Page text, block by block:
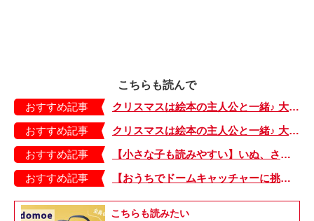
こちらも読んで
おすすめ記事
クリスマスは絵本の主人公と一緒♪ 大好き！なキャラクター絵本20 前編
おすすめ記事
クリスマスは絵本の主人公と一緒♪ 大好き！なキャラクター絵本20 後編
おすすめ記事
【小さな子も読みやすい】いぬ、さる、うさぎ、ゴリラにあひる…動物たちのまねっこできるかな？『まねまねっこ』発売中！
おすすめ記事
【おうちでドームキャッチャーに挑戦だ】アンパンマン わくわくドームキャッチャー
こちらも読みたい